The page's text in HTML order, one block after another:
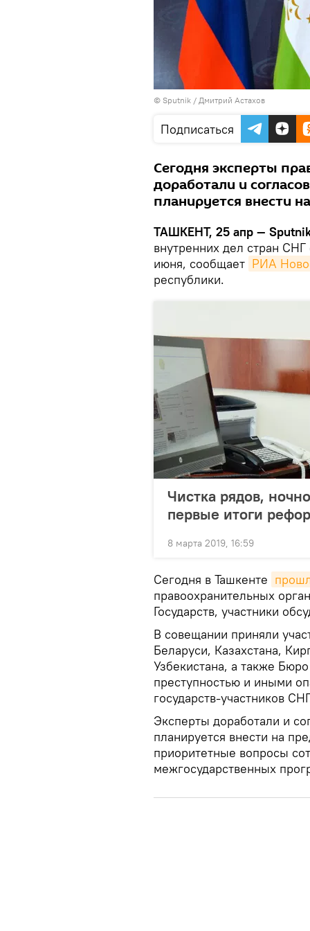
© Sputnik / Дмитрий Астахов
Подписаться
Сегодня эксперты
доработали и
планируется внести
ТАШКЕНТ, 25 апр —
внутренних дел стран СНГ
июня, сообщает РИА
республики.
Чистка рядов,
первые итоги
8 марта 2019, 16:59
Сегодня в Ташкенте
правоохранительных
Государств, участники
В совещании приняли
Беларуси, Казахстана,
Узбекистана, а также
преступностью и иными
государств-участников
Эксперты доработали и
планируется внести на
приоритетные вопросы
межгосударственных